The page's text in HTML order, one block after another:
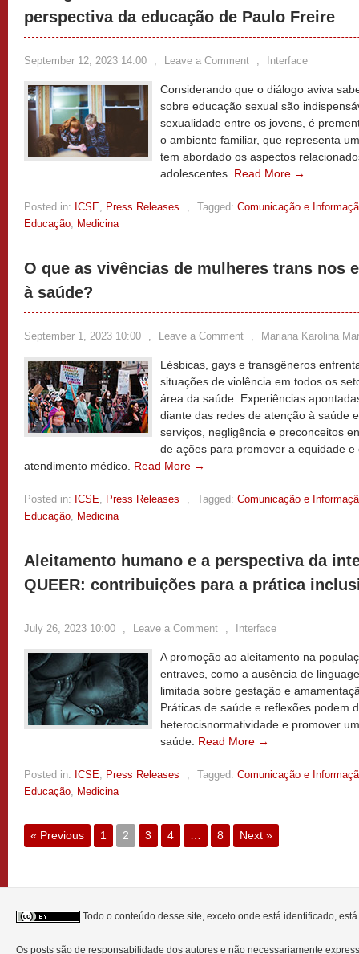
perspectiva da educação de Paulo Freire
September 12, 2023 14:00 , Leave a Comment , Interface
Considerando que o diálogo aviva
sobre educação sexual são
sexualidade entre os jovens, é
o ambiente familiar, que representa
tem abordado os aspectos
adolescentes. Read More →
Posted in: ICSE, Press Releases , Tagged: Comunicação e
Educação, Medicina
O que as vivências de mulheres trans nos
à saúde?
September 1, 2023 10:00 , Leave a Comment , Mariana Karolina
Lésbicas, gays e transgêneros
situações de violência em todos os
área da saúde. Experiências
diante das redes de atenção à saúde
serviços, negligência e preconceitos
de ações para promover a equidade
atendimento médico. Read More →
Posted in: ICSE, Press Releases , Tagged: Comunicação e
Educação, Medicina
Aleitamento humano e a perspectiva da
QUEER: contribuições para a prática
July 26, 2023 10:00 , Leave a Comment , Interface
A promoção ao aleitamento na
entraves, como a ausência de
limitada sobre gestação e
Práticas de saúde e reflexões podem
heterocisnormatividade e promover
saúde. Read More →
Posted in: ICSE, Press Releases , Tagged: Comunicação e
Educação, Medicina
« Previous 1 2 3 4 8 Next »
Todo o conteúdo desse site, exceto onde está identificado,
Os posts são de responsabilidade dos autores e não necessariamente